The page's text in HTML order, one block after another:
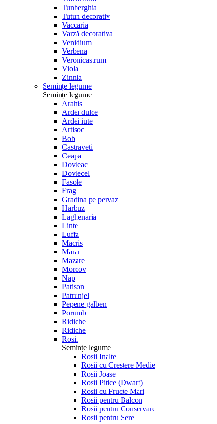
Tunberghia
Tutun decorativ
Vaccaria
Varză decorativa
Venidium
Verbena
Veronicastrum
Viola
Zinnia
Semințe legume
Semințe legume
Arahis
Ardei dulce
Ardei iute
Artisoc
Bob
Castraveti
Ceapa
Dovleac
Dovlecel
Fasole
Frag
Gradina pe pervaz
Harbuz
Laghenaria
Linte
Luffa
Macris
Marar
Mazare
Morcov
Nap
Patison
Patrunjel
Pepene galben
Porumb
Ridiche
Ridiche
Rosii
Semințe legume
Rosii Inalte
Rosii cu Crestere Medie
Rosii Joase
Rosii Pitice (Dwarf)
Rosii cu Fructe Mari
Rosii pentru Balcon
Rosii pentru Conservare
Rosii pentru Sere